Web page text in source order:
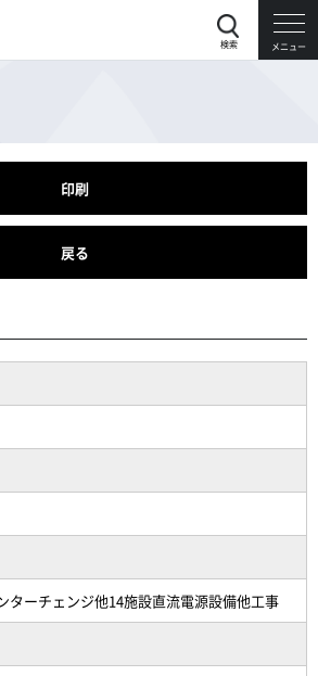
検索 メニュー
印刷
戻る
ーチェンジ他14施設直流電源設備他工事